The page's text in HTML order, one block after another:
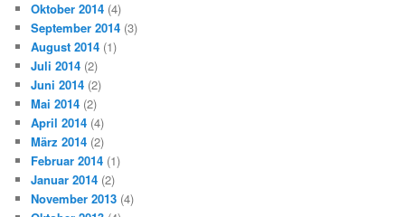
Oktober 2014 (4)
September 2014 (3)
August 2014 (1)
Juli 2014 (2)
Juni 2014 (2)
Mai 2014 (2)
April 2014 (4)
März 2014 (2)
Februar 2014 (1)
Januar 2014 (2)
November 2013 (4)